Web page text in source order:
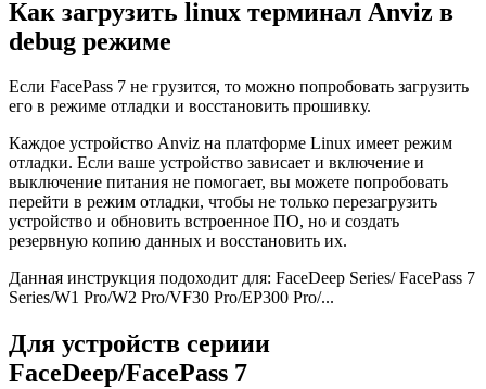
Как загрузить linux терминал Anviz в
debug режиме
Если FacePass 7 не грузится, то можно попробовать загрузить
его в режиме отладки и восстановить прошивку.
Каждое устройство Anviz на платформе Linux имеет режим
отладки. Если ваше устройство зависает и включение и
выключение питания не помогает, вы можете попробовать
перейти в режим отладки, чтобы не только перезагрузить
устройство и обновить встроенное ПО, но и создать
резервную копию данных и восстановить их.
Данная инструкция подоходит для: FaceDeep Series/ FacePass 7
Series/W1 Pro/W2 Pro/VF30 Pro/EP300 Pro/...
Для устройств сериии
FaceDeep/FacePass 7